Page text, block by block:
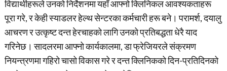
विद्यार्थीहरूले उनको निर्देशनमा यहाँ आफ्नो क्लिनिकल आवश्यकताहरू
पूरा गरे, र केही स्याडलर हेल्थ सेन्टरका कर्मचारी हरू बने। परामर्श, दयालु
आचरण र उत्कृष्ट दन्त हेरचाहको लागि उनको प्रतिबद्धता धेरै याद
गरिनेछ। सादलरमा आफ्नो कार्यकालमा, डा फ्रेजियरले संक्रमण
नियन्त्रणमा गहिरो चासो विकास गरे र दन्त क्लिनिकको दिन-प्रतिदिनको